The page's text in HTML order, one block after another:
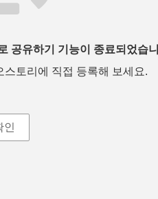
공유하기 기능이 종료되었습
토리에 직접 등록해 보세요.
인